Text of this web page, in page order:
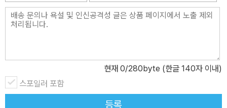
현재 0/280byte (한글 140자 이내)
스포일러 포함
등록